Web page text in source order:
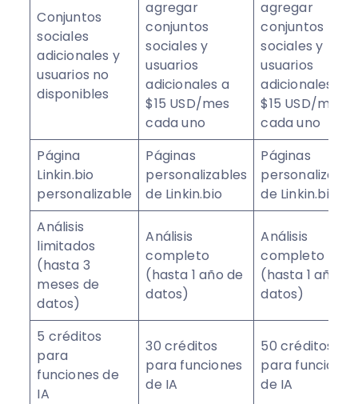
Conjuntos
sociales
adicionales y
usuarios no
disponibles
agregar
conjuntos
sociales y
usuarios
adicionales a
$15 USD/mes
cada uno
agregar
conjuntos
sociales y
usuarios
adicionales a
$15 USD/mes
cada uno
Página
Linkin.bio
personalizable
Páginas
personalizables
de Linkin.bio
Páginas
de Linkin.bio
Análisis
limitados
(hasta 3
meses de
datos)
Análisis
completo
(hasta 1 año de
datos)
Análisis
completo
(hasta 1 año de
datos)
5 créditos
para
funciones de
IA
30 créditos
para funciones
de IA
50 créditos
para funciones
de IA